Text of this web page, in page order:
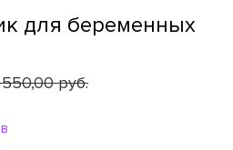
для беременных
руб.